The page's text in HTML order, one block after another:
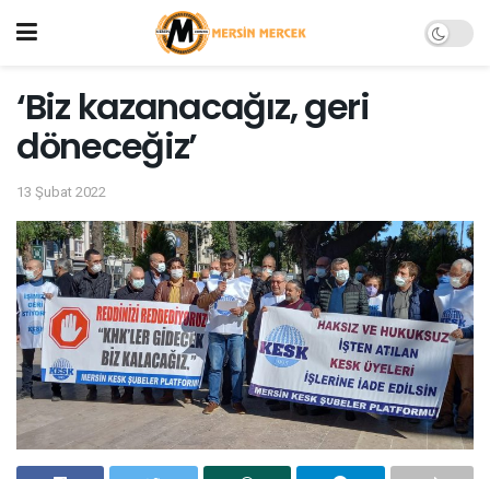
‘Biz kazanacağız, geri
döneceğiz’
13 Şubat 2022